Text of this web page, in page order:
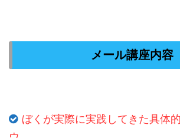
メール講座内容
ぼくが実際に実践してきた具体